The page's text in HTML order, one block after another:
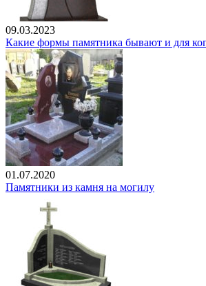
09.03.2023
Какие формы памятника бывают и для
01.07.2020
Памятники из камня на могилу